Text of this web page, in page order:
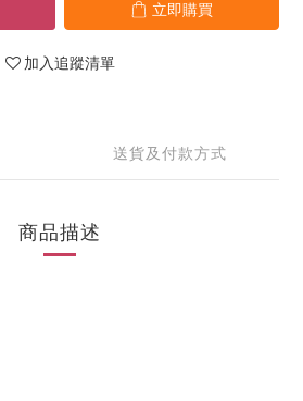
立即購買
加入追蹤清單
送貨及付款方式
商品描述